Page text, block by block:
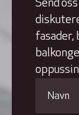
Send
fasader,